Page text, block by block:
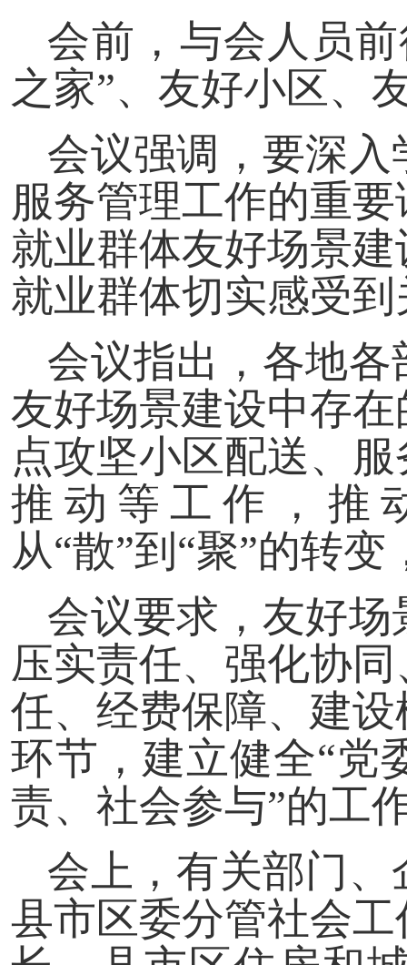
会前，与会人员
之家”、友好小区、
会议强调，要深
服务管理工作的重
就业群体友好场景
就业群体切实感受
会议指出，各地
友好场景建设中存
点攻坚小区配送、
推动等工作，推
从“散”到“聚”的转
会议要求，友好
压实责任、强化协
任、经费保障、建
环节，建立健全“党
责、社会参与”的工
会上，有关部门
县市区委分管社会